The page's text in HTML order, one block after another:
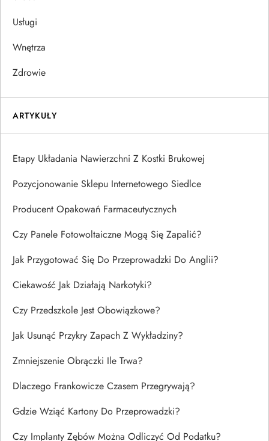
Usługi
Wnętrza
Zdrowie
ARTYKUŁY
Etapy Układania Nawierzchni Z Kostki Brukowej
Pozycjonowanie Sklepu Internetowego Siedlce
Producent Opakowań Farmaceutycznych
Czy Panele Fotowoltaiczne Mogą Się Zapalić?
Jak Przygotować Się Do Przeprowadzki Do Anglii?
Ciekawość Jak Działają Narkotyki?
Czy Przedszkole Jest Obowiązkowe?
Jak Usunąć Przykry Zapach Z Wykładziny?
Zmniejszenie Obrączki Ile Trwa?
Dlaczego Frankowicze Czasem Przegrywają?
Gdzie Wziąć Kartony Do Przeprowadzki?
Czy Implanty Zębów Można Odliczyć Od Podatku?